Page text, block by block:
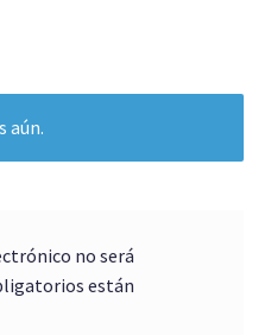
aún.
no será
están